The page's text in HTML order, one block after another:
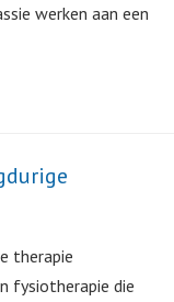
werken aan een
therapie
fysiotherapie die